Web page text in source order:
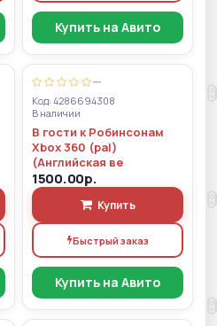
Купить на Авито
—
Код: 4286694308
В наличии
В гости к Робинсонам
Xbox 360 (pal)
(Английская ве
1500.00р.
Купить
Быстрый заказ
Купить на Авито